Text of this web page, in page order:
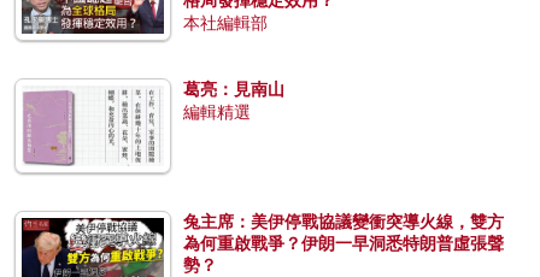
本社編輯部
葛亮：見南山
編輯精選
兔主席：美伊停戰協議變衝突導火線，雙方
為何重啟戰爭？伊朗一早洞悉特朗普虛張聲
勢？